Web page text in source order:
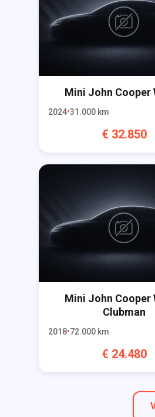
Mini John Cooper
2024 31.000 km
€ 32.850
Mini John Cooper
Clubman
2018 72.000 km
€ 24.480